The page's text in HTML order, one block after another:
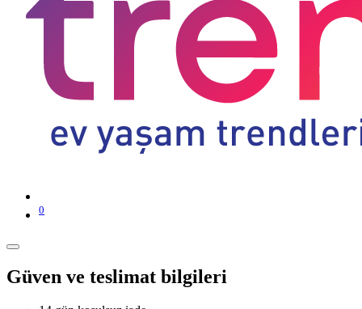
0
Güven ve teslimat bilgileri